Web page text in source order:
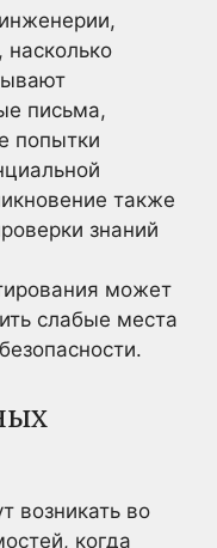
насколько
письма,
попытки
также
знаний
может
слабые места
возникать во
когда